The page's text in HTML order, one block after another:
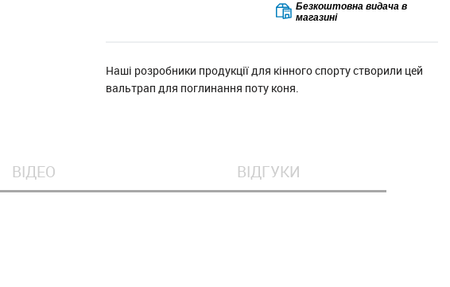
Безкоштовна видача в
магазині
Наші розробники продукції для кінного спорту створили цей
вальтрап для поглинання поту коня.
ВІДЕО ВІДГУКИ